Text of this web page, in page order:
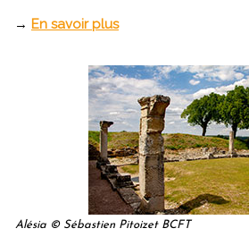
→ En savoir plus
Alésia © Sébastien Pitoizet BCFT